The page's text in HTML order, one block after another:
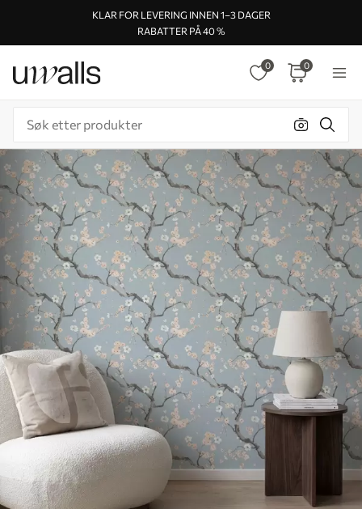
KLAR FOR LEVERING INNEN 1–3 DAGER
RABATTER PÅ 40 %
0 0